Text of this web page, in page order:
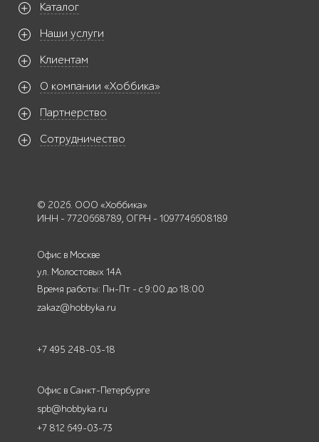
Каталог
Наши услуги
Клиентам
О компании «Хоббика»
Партнерство
Сотрудничество
© 2026. ООО «Хоббика»
ИНН - 7720668789, ОГРН - 1097746608189
Офис в Москве
ул. Молостовых 14А
Время работы: Пн-Пт - с 9:00 до 18:00
zakaz@hobbyka.ru
+7 495 248-03-18
Офис в Санкт-Петербурге
spb@hobbyka.ru
+7 812 649-03-73